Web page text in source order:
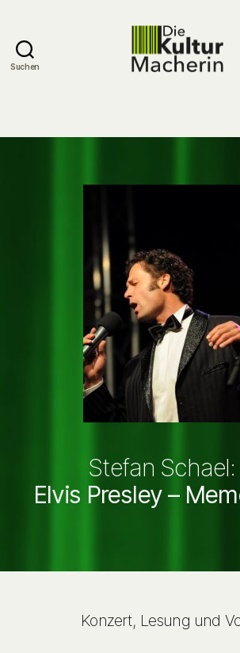
Suchen
Stefan Schael:
Elvis Presley –
Konzert, Lesung und